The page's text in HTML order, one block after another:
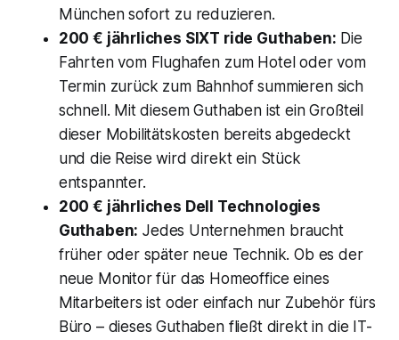
München sofort zu reduzieren.
200 € jährliches SIXT ride Guthaben: Die
Fahrten vom Flughafen zum Hotel oder vom
Termin zurück zum Bahnhof summieren sich
schnell. Mit diesem Guthaben ist ein Großteil
dieser Mobilitätskosten bereits abgedeckt
und die Reise wird direkt ein Stück
entspannter.
200 € jährliches Dell Technologies
Guthaben: Jedes Unternehmen braucht
früher oder später neue Technik. Ob es der
neue Monitor für das Homeoffice eines
Mitarbeiters ist oder einfach nur Zubehör fürs
Büro – dieses Guthaben fließt direkt in die IT-